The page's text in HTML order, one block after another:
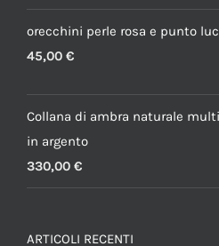
orecchini perle rosa e punto
45,00 €
Collana di ambra naturale
in argento
330,00 €
ARTICOLI RECENTI